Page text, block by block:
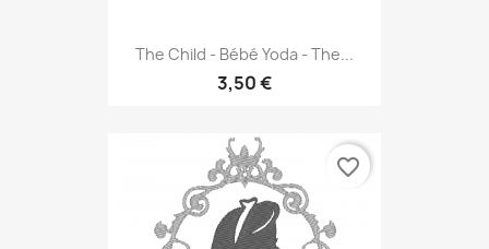
The Child - Bébé Yoda - The...
3,50 €
favorite_border